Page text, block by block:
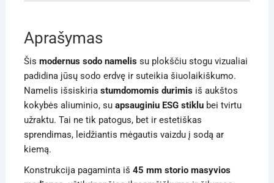
Aprašymas
Šis modernus sodo namelissu plokščiu stogu vizualiai
padidina jūsų sodo erdvę ir suteikia šiuolaikiškumo.
Namelis išsiskiria stumdomomis durimisiš aukštos
kokybės aliuminio, su apsauginiu ESG stiklubei tvirtu
užraktu. Tai ne tik patogus, bet ir estetiškas
sprendimas, leidžiantis mėgautis vaizdu į sodą ar
kiemą.
Konstrukcija pagaminta iš 45 mm storio masyvios